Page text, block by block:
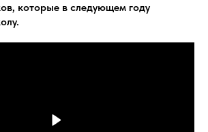
которые в следующем году